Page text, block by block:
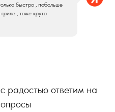
быстро , побольше
, тоже круто
радостью ответим на